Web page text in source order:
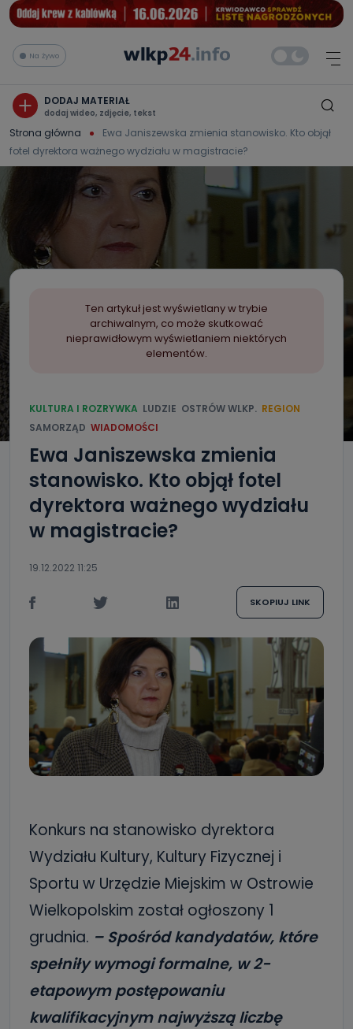
Na żywo
DODAJ MATERIAŁ
dodaj wideo, zdjęcie, tekst
Strona główna
Ewa Janiszewska zmienia stanowisko. Kto objął
fotel dyrektora ważnego wydziału w magistracie?
Ten artykuł jest wyświetlany w trybie
archiwalnym, co może skutkować
nieprawidłowym wyświetlaniem niektórych
elementów.
KULTURA I ROZRYWKA LUDZIE OSTRÓW WLKP. REGION
SAMORZĄD WIADOMOŚCI
Ewa Janiszewska zmienia
stanowisko. Kto objął fotel
dyrektora ważnego wydziału
w magistracie?
19.12.2022 11:25
SKOPIUJ LINK
Konkurs na stanowisko dyrektora
Wydziału Kultury, Kultury Fizycznej i
Sportu w Urzędzie Miejskim w Ostrowie
Wielkopolskim został ogłoszony 1
grudnia. – Spośród kandydatów, które
spełniły wymogi formalne, w 2-
etapowym postępowaniu
kwalifikacyjnym najwyższą liczbę